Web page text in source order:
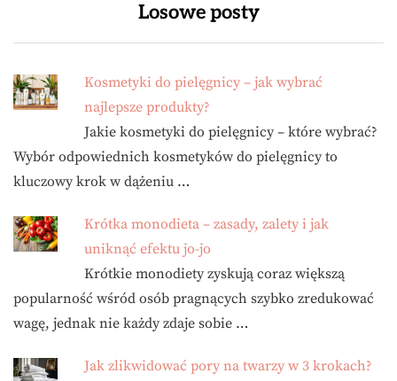
Losowe posty
Kosmetyki do pielęgnicy – jak wybrać
najlepsze produkty?
Jakie kosmetyki do pielęgnicy – które wybrać?
Wybór odpowiednich kosmetyków do pielęgnicy to
kluczowy krok w dążeniu …
Krótka monodieta – zasady, zalety i jak
uniknąć efektu jo-jo
Krótkie monodiety zyskują coraz większą
popularność wśród osób pragnących szybko zredukować
wagę, jednak nie każdy zdaje sobie …
Jak zlikwidować pory na twarzy w 3 krokach?